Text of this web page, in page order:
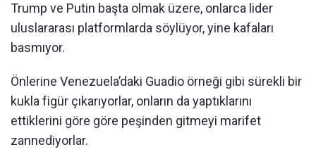
Trump ve Putin başta olmak üzere, onlarca lider
uluslararası platformlarda söylüyor, yine kafaları
basmıyor.
Önlerine Venezuela’daki Guadio örneği gibi sürekli bir
kukla figür çıkarıyorlar, onların da yaptıklarını
ettiklerini göre göre peşinden gitmeyi marifet
zannediyorlar.